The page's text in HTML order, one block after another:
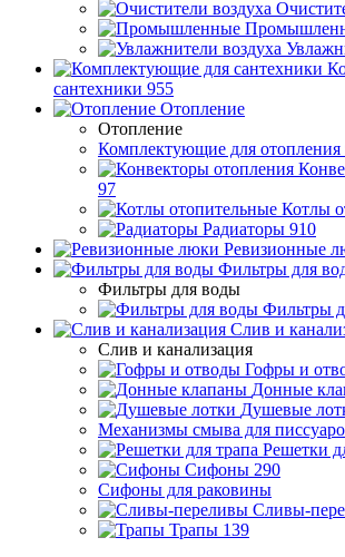
сантехники 955
Отопление
Отопление
Комплектующие для отопления
97
Котлы
Радиаторы 910
Ревизионные
Фильтры для
Фильтры для воды
Фильтры
Слив и
Слив и канализация
Гофры и
Донные
Душевые
Механизмы смыва для
Решетки
Сифоны 290
Сифоны для раковины
Сливы-
Трапы 139